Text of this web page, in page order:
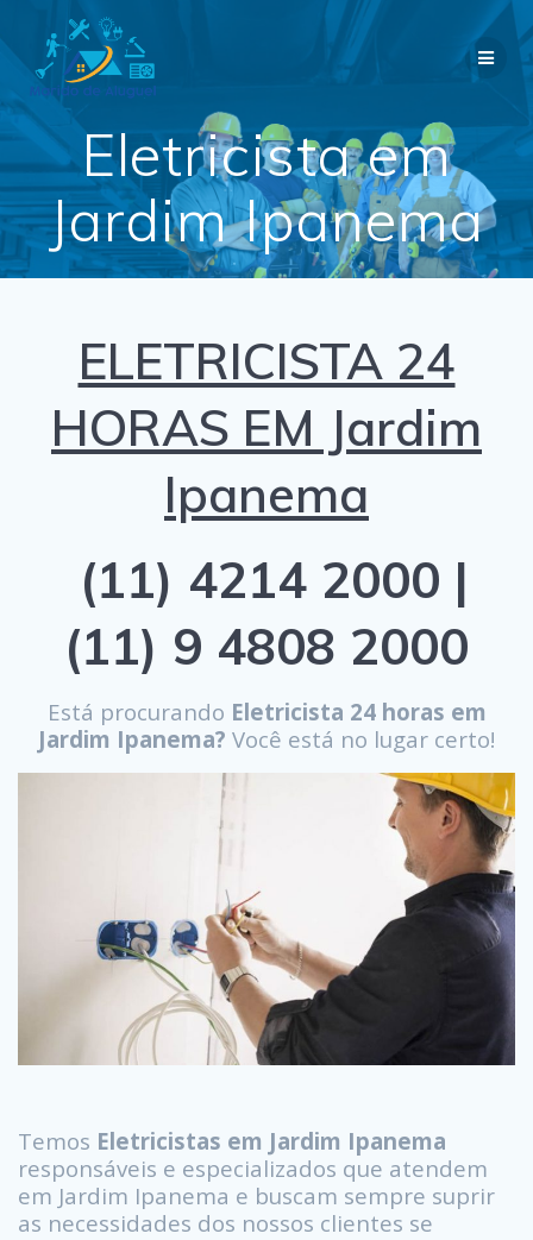
Eletricista em
Jardim Ipanema
ELETRICISTA 24
HORAS EM Jardim
Ipanema
(11) 4214 2000 |
(11) 9 4808 2000
Está procurando Eletricista 24 horas em
Jardim Ipanema? Você está no lugar certo!
Temos Eletricistas em Jardim Ipanema
responsáveis e especializados que atendem
em Jardim Ipanema e buscam sempre suprir
as necessidades dos nossos clientes se